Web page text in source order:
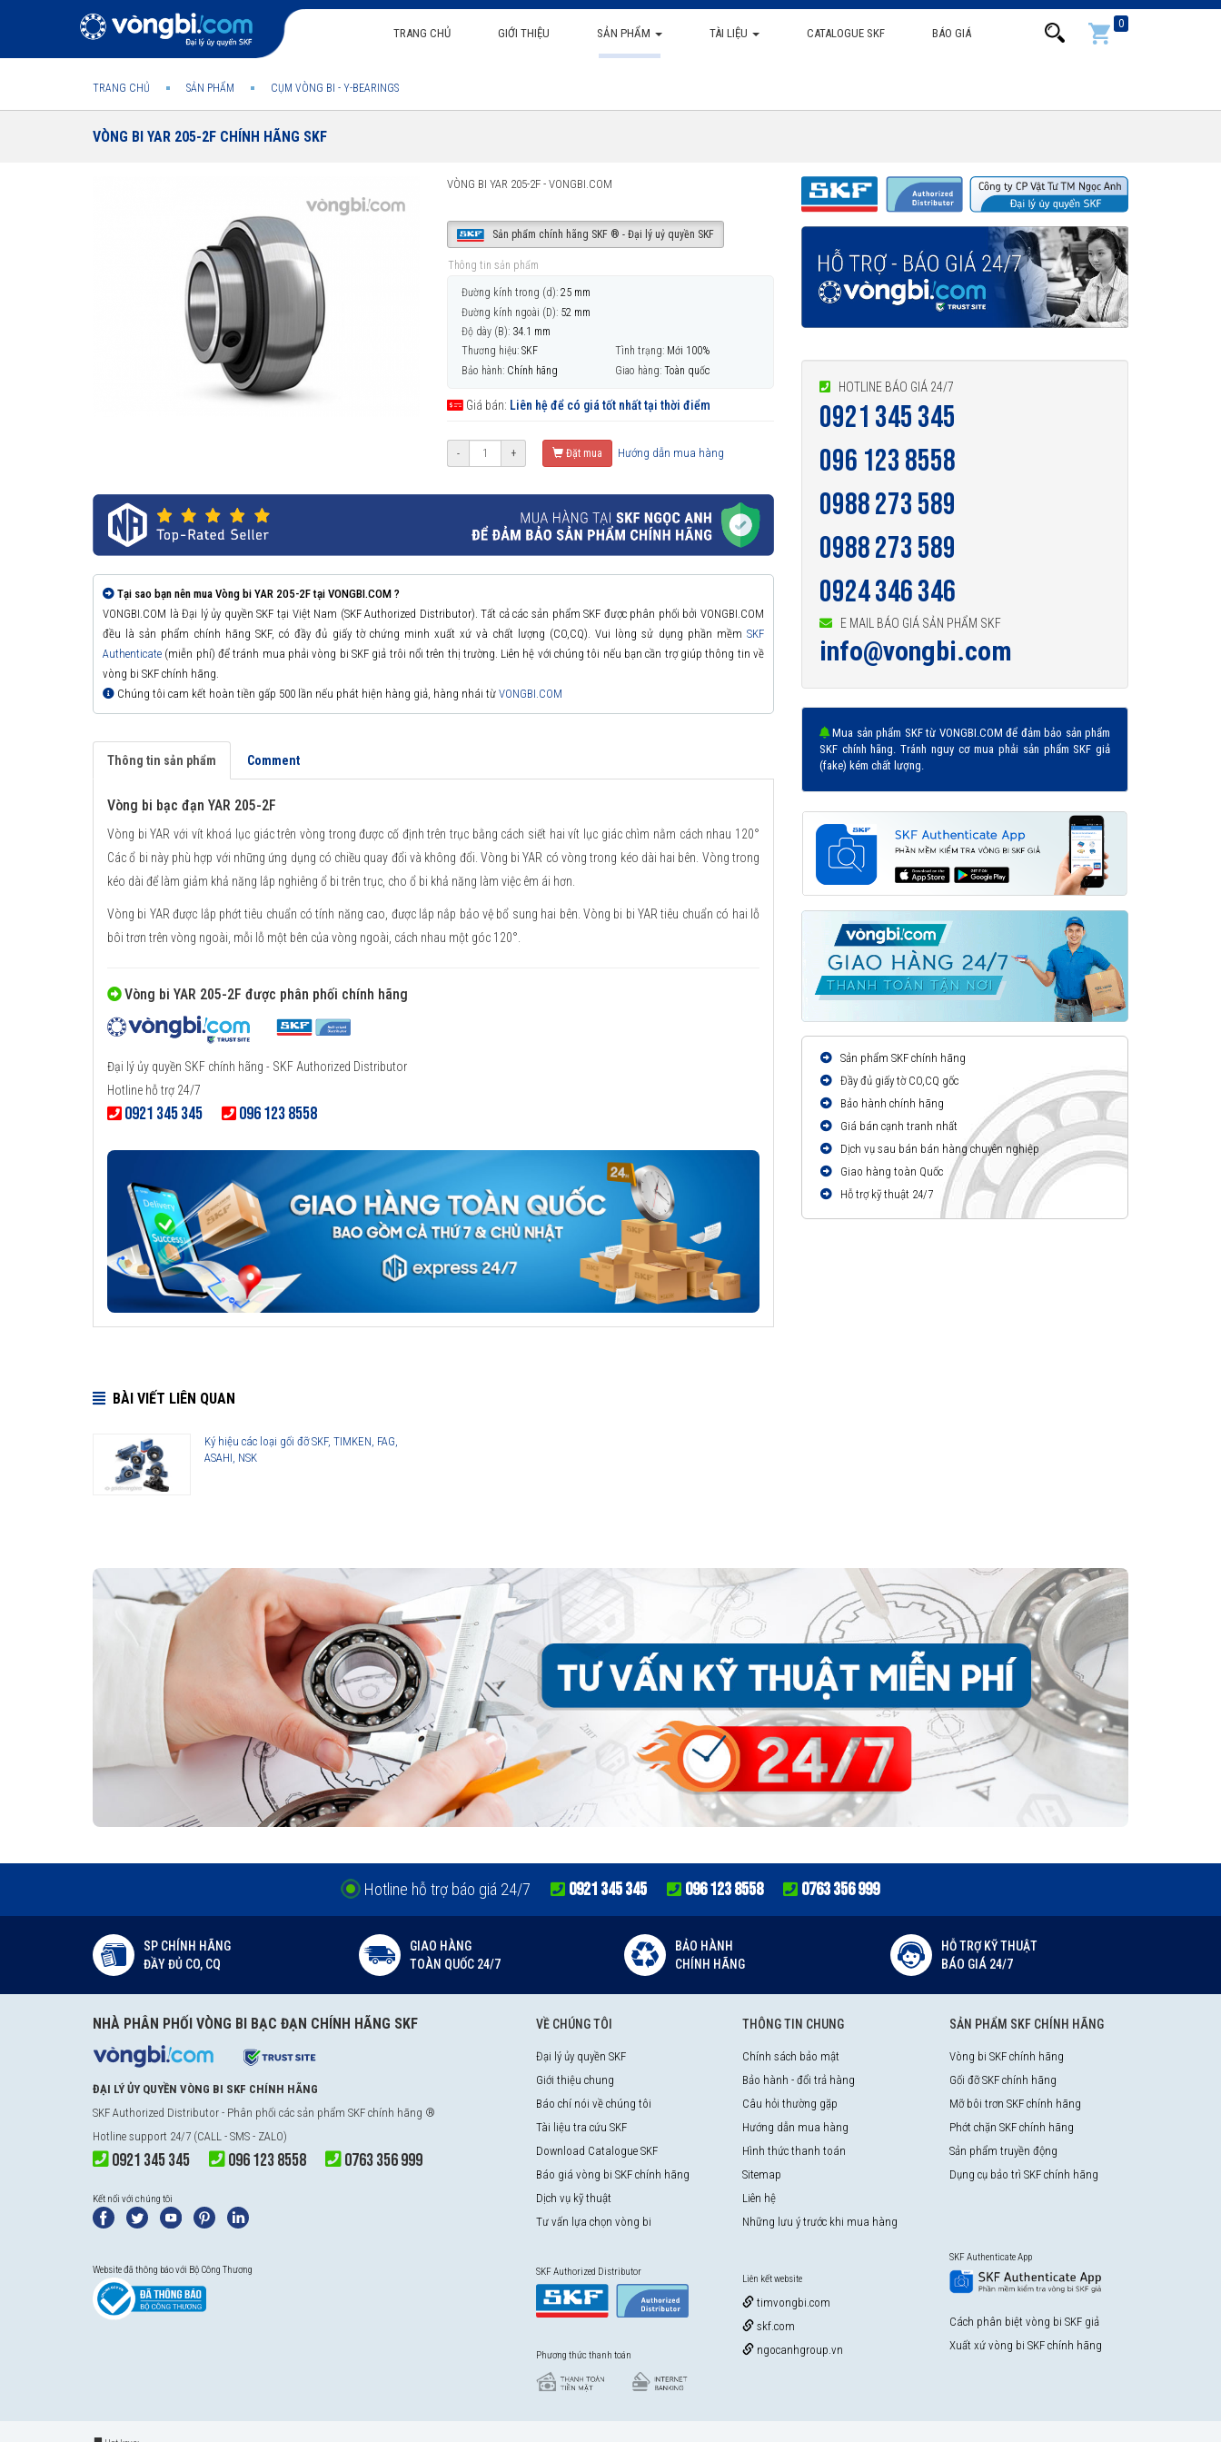
TRANG CHỦ GIỚI THIỆU SẢN PHẨM TÀI LIỆU CATALOGUE SKF BÁO GIÁ
0
TRANG CHỦ SẢN PHẨM CỤM VÒNG BI - Y-BEARINGS
VÒNG BI YAR 205-2F CHÍNH HÃNG SKF
VÒNG BI YAR 205-2F - VONGBI.COM
Sản phẩm chính hãng SKF ® - Đại lý uỷ quyền SKF
Thông tin sản phẩm
Đường kính trong (d): 25 mm
Đường kính ngoài (D): 52 mm
Độ dày (B): 34.1 mm
Thương hiệu: SKF Tình trạng: Mới 100%
Bảo hành: Chính hãng Giao hàng: Toàn quốc
Giá bán: Liên hệ để có giá tốt nhất tại thời điểm
- + Đặt mua Hướng dẫn mua hàng
Tại sao bạn nên mua Vòng bi YAR 205-2F tại VONGBI.COM ?
VONGBI.COM là Đại lý ủy quyền SKF tại Việt Nam (SKF Authorized Distributor). Tất cả các sản phẩm SKF được phân phối bởi VONGBI.COM
đều là sản phẩm chính hãng SKF, có đầy đủ giấy tờ chứng minh xuất xứ và chất lượng (CO,CQ). Vui lòng sử dụng phần mềm SKF
Authenticate (miễn phí) để tránh mua phải vòng bi SKF giả trôi nổi trên thị trường. Liên hệ với chúng tôi nếu bạn cần trợ giúp thông tin về
vòng bi SKF chính hãng.
Chúng tôi cam kết hoàn tiền gấp 500 lần nếu phát hiện hàng giả, hàng nhái từ VONGBI.COM
Thông tin sản phẩm Comment
Vòng bi bạc đạn YAR 205-2F
Vòng bi YAR với vít khoá lục giác trên vòng trong được cố định trên trục bằng cách siết hai vít lục giác chìm nằm cách nhau 120°
Các ổ bi này phù hợp với những ứng dụng có chiều quay đổi và không đổi. Vòng bi YAR có vòng trong kéo dài hai bên. Vòng trong
kéo dài để làm giảm khả năng lắp nghiêng ổ bi trên trục, cho ổ bi khả năng làm việc êm ái hơn.
Vòng bi YAR được lắp phớt tiêu chuẩn có tính năng cao, được lắp nắp bảo vệ bổ sung hai bên. Vòng bi bi YAR tiêu chuẩn có hai lỗ
bôi trơn trên vòng ngoài, mỗi lỗ một bên của vòng ngoài, cách nhau một góc 120°.
Vòng bi YAR 205-2F được phân phối chính hãng
Đại lý ủy quyền SKF chính hãng - SKF Authorized Distributor
Hotline hỗ trợ 24/7
0921 345 345 096 123 8558
BÀI VIẾT LIÊN QUAN
Ký hiệu các loại gối đỡ SKF, TIMKEN, FAG,
ASAHI, NSK
HOTLINE BÁO GIÁ 24/7
0921 345 345
096 123 8558
0988 273 589
0988 273 589
0924 346 346
E MAIL BÁO GIÁ SẢN PHẨM SKF
info@vongbi.com
Mua sản phẩm SKF từ VONGBI.COM để đảm bảo sản phẩm
SKF chính hãng. Tránh nguy cơ mua phải sản phẩm SKF giả
(fake) kém chất lượng.
Sản phẩm SKF chính hãng
Đầy đủ giấy tờ CO,CQ gốc
Bảo hành chính hãng
Giá bán cạnh tranh nhất
Dịch vụ sau bán bán hàng chuyên nghiệp
Giao hàng toàn Quốc
Hỗ trợ kỹ thuật 24/7
Hotline hỗ trợ báo giá 24/7 0921 345 345 096 123 8558 0763 356 999
SP CHÍNH HÃNG
ĐẦY ĐỦ CO, CQ
GIAO HÀNG
TOÀN QUỐC 24/7
BẢO HÀNH
CHÍNH HÃNG
HỖ TRỢ KỸ THUẬT
BÁO GIÁ 24/7
NHÀ PHÂN PHỐI VÒNG BI BẠC ĐẠN CHÍNH HÃNG SKF
ĐẠI LÝ ỦY QUYỀN VÒNG BI SKF CHÍNH HÃNG
SKF Authorized Distributor - Phân phối các sản phẩm SKF chính hãng ®
Hotline support 24/7 (CALL - SMS - ZALO)
0921 345 345 096 123 8558 0763 356 999
Kết nối với chúng tôi
Website đã thông báo với Bộ Công Thương
VỀ CHÚNG TÔI
Đại lý ủy quyền SKF
Giới thiệu chung
Báo chí nói về chúng tôi
Tài liệu tra cứu SKF
Download Catalogue SKF
Báo giá vòng bi SKF chính hãng
Dịch vụ kỹ thuật
Tư vấn lựa chọn vòng bi
SKF Authorized Distributor
Phương thức thanh toán
THÔNG TIN CHUNG
Chính sách bảo mật
Bảo hành - đổi trả hàng
Câu hỏi thường gặp
Hướng dẫn mua hàng
Hình thức thanh toán
Sitemap
Liên hệ
Những lưu ý trước khi mua hàng
Liên kết website
timvongbi.com
skf.com
ngocanhgroup.vn
SẢN PHẨM SKF CHÍNH HÃNG
Vòng bi SKF chính hãng
Gối đỡ SKF chính hãng
Mỡ bôi trơn SKF chính hãng
Phớt chặn SKF chính hãng
Sản phẩm truyền động
Dụng cụ bảo trì SKF chính hãng
SKF Authenticate App
Cách phân biệt vòng bi SKF giả
Xuất xứ vòng bi SKF chính hãng